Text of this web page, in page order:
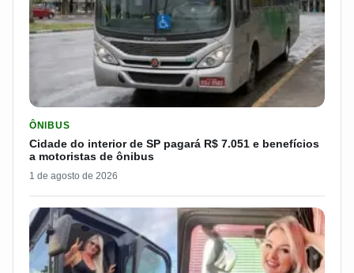
ÔNIBUS
Cidade do interior de SP pagará R$ 7.051 e benefícios
a motoristas de ônibus
1 de agosto de 2026